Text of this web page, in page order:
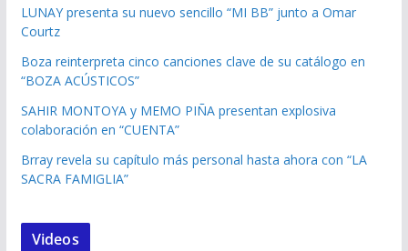
LUNAY presenta su nuevo sencillo “MI BB” junto a Omar
Courtz
Boza reinterpreta cinco canciones clave de su catálogo en
“BOZA ACÚSTICOS”
SAHIR MONTOYA y MEMO PIÑA presentan explosiva
colaboración en “CUENTA”
Brray revela su capítulo más personal hasta ahora con “LA
SACRA FAMIGLIA”
Videos